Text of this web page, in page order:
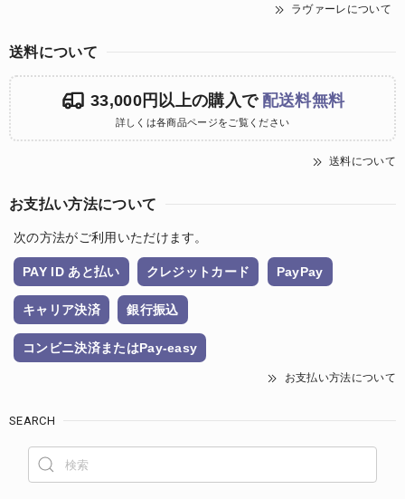
ラヴァーレについて
送料について
33,000円以上の購入で 配送料無料
詳しくは各商品ページをご覧ください
送料について
お支払い方法について
次の方法がご利用いただけます。
PAY ID あと払い クレジットカード PayPay
キャリア決済 銀行振込
コンビニ決済またはPay-easy
お支払い方法について
SEARCH